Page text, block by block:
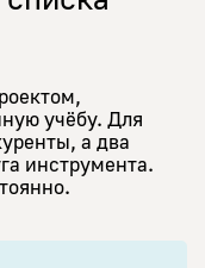
учёбу. Для
а два
инструмента.